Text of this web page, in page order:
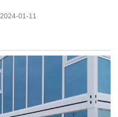
2024-01-11